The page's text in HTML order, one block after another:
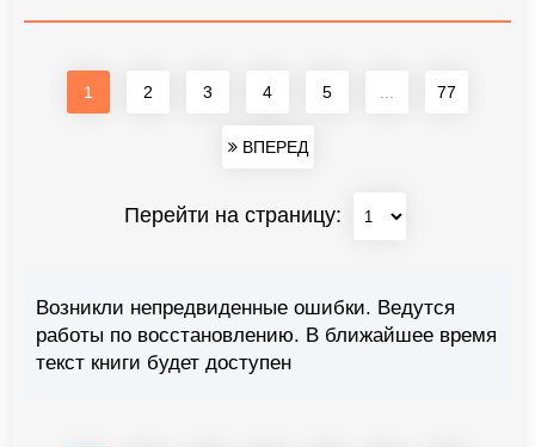
1 2 3 4 5 77
ВПЕРЕД
Перейти на страницу:
Возникли непредвиденные ошибки. Ведутся
работы по восстановлению. В ближайшее время
текст книги будет доступен